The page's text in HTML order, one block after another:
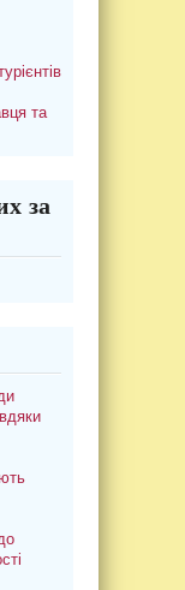
та
за